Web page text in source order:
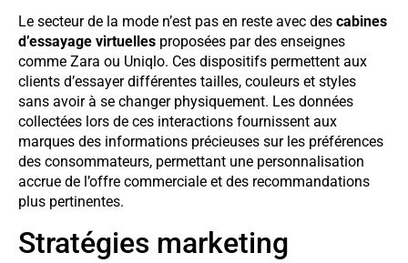
Le secteur de la mode n’est pas en reste avec des cabines
d’essayage virtuelles proposées par des enseignes
comme Zara ou Uniqlo. Ces dispositifs permettent aux
clients d’essayer différentes tailles, couleurs et styles
sans avoir à se changer physiquement. Les données
collectées lors de ces interactions fournissent aux
marques des informations précieuses sur les préférences
des consommateurs, permettant une personnalisation
accrue de l’offre commerciale et des recommandations
plus pertinentes.
Stratégies marketing